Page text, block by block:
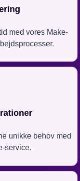
med vores Make-
unikke behov med
service.